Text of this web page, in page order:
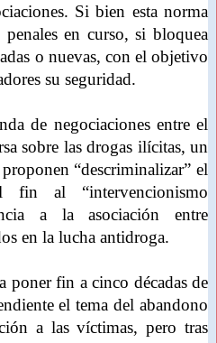
Si bien esta norma
penales en curso, si bloquea
o nuevas, con el objetivo
su seguridad.
de negociaciones entre el
sobre las drogas ilícitas, un
“descriminalizar” el
al “intervencionismo
a la asociación entre
en la lucha antidroga.
poner fin a cinco décadas de
el tema del abandono
a las víctimas, pero tras